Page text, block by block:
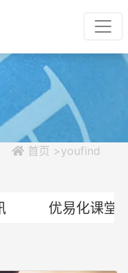
首页 >youfind
优易化课堂